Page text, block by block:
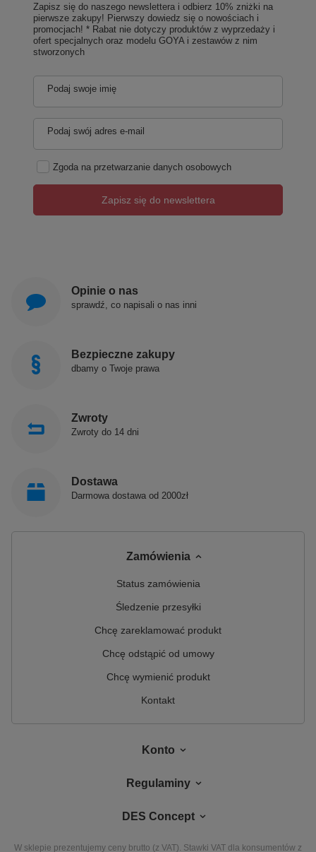
Zapisz się do naszego newslettera i odbierz 10% zniżki na
pierwsze zakupy! Pierwszy dowiedz się o nowościach i
promocjach! * Rabat nie dotyczy produktów z wyprzedaży i
ofert specjalnych oraz modelu GOYA i zestawów z nim
stworzonych
Podaj swoje imię
Podaj swój adres e-mail
Zgoda na przetwarzanie danych osobowych
Zapisz się do newslettera
Opinie o nas
sprawdź, co napisali o nas inni
Bezpieczne zakupy
dbamy o Twoje prawa
Zwroty
Zwroty do 14 dni
Dostawa
Darmowa dostawa od 2000zł
Zamówienia
Status zamówienia
Śledzenie przesyłki
Chcę zareklamować produkt
Chcę odstąpić od umowy
Chcę wymienić produkt
Kontakt
Konto
Regulaminy
DES Concept
W sklepie prezentujemy ceny brutto (z VAT). Stawki VAT dla konsumentów z